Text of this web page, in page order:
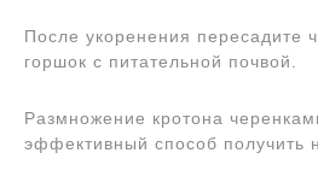
После укоренения пересадите
горшок с питательной почвой.
Размножение кротона
эффективный способ получить